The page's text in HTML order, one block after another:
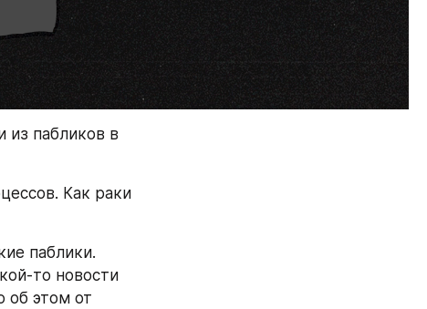
из пабликов в
Как раки
паблики.
то новости
об этом от